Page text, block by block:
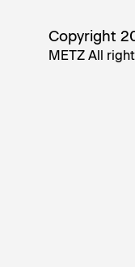
Copyright
METZ All